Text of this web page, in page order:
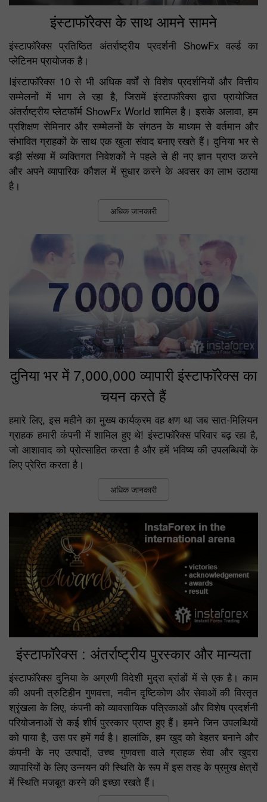
इंस्टाफॉरेक्स के साथ आमने सामने
इंस्टाफॉरेक्स प्रतिष्ठित अंतर्राष्ट्रीय प्रदर्शनी ShowFx वर्ल्ड का
प्लेटिनम प्रायोजक है।
Iइंस्टाफॉरेक्स 10 से भी अधिक वर्षों से विशेष प्रदर्शनियों और वित्तीय
सम्मेलनों में भाग ले रहा है, जिसमें इंस्टाफॉरेक्स द्वारा प्रायोजित
अंतर्राष्ट्रीय प्लेटफॉर्म ShowFx World शामिल है। इसके अलावा, हम
प्रशिक्षण सेमिनार और सम्मेलनों के संगठन के माध्यम से वर्तमान और
संभावित ग्राहकों के साथ एक खुला संवाद बनाए रखते हैं। दुनिया भर से
बड़ी संख्या में व्यक्तिगत निवेशकों ने पहले से ही नए ज्ञान प्राप्त करने
और अपने व्यापारिक कौशल में सुधार करने के अवसर का लाभ उठाया
है।
अधिक जानकारी
दुनिया भर में 7,000,000 व्यापारी इंस्टाफॉरेक्स का
चयन करते हैं
हमारे लिए, इस महीने का मुख्य कार्यक्रम वह क्षण था जब सात-मिलियन
ग्राहक हमारी कंपनी में शामिल हुए थे! इंस्टाफॉरेक्स परिवार बढ़ रहा है,
जो आशावाद को प्रोत्साहित करता है और हमें भविष्य की उपलब्धियों के
लिए प्रेरित करता है।
अधिक जानकारी
इंस्टाफॉरेक्स : अंतर्राष्ट्रीय पुरस्कार और मान्यता
इंस्टाफॉरेक्स दुनिया के अग्रणी विदेशी मुद्रा ब्रांडों में से एक है। काम
की अपनी त्रुटिहीन गुणवत्ता, नवीन दृष्टिकोण और सेवाओं की विस्तृत
श्रृंखला के लिए, कंपनी को व्यावसायिक पत्रिकाओं और विशेष प्रदर्शनी
परियोजनाओं से कई शीर्ष पुरस्कार प्राप्त हुए हैं। हमने जिन उपलब्धियों
को पाया है, उस पर हमें गर्व है। हालांकि, हम खुद को बेहतर बनाने और
कंपनी के नए उत्पादों, उच्च गुणवत्ता वाले ग्राहक सेवा और खुदरा
व्यापारियों के लिए उन्नयन की स्थिति के रूप में इस तरह के प्रमुख क्षेत्रों
में स्थिति मजबूत करने की इच्छा रखते हैं।